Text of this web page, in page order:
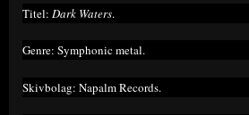
Titel: Dark Waters.
Genre: Symphonic metal.
Skivbolag: Napalm Records.